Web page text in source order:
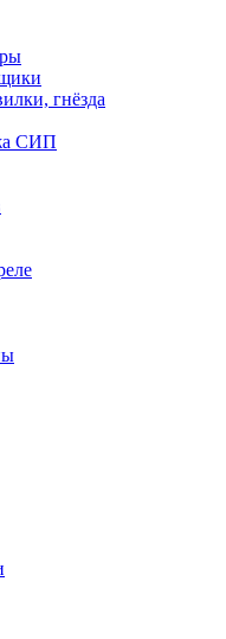
гнёзда
СИП